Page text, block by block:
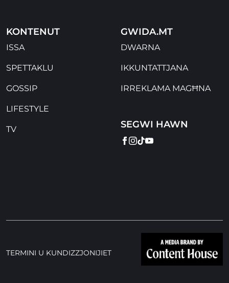
KONTENUT
ISSA
SPETTAKLU
GOSSIP
LIFESTYLE
TV
GWIDA.MT
DWARNA
IKKUNTATTJANA
IRREKLAMA MAGĦNA
SEGWI HAWN
FACEBOOK
INSTAGRAM
TIKTOK
YOUTUBE
TERMINI U KUNDIZZJONIJIET